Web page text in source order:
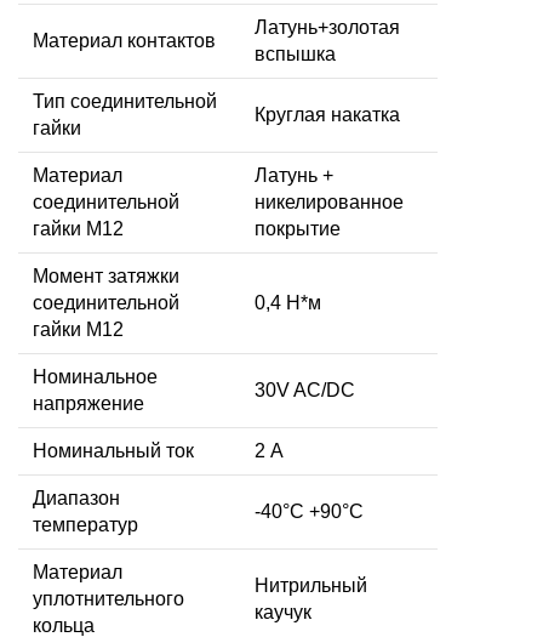
Материал контактов
Латунь+золотая
вспышка
Тип соединительной
гайки
Круглая накатка
Материал
соединительной
гайки M12
Латунь +
никелированное
покрытие
Момент затяжки
соединительной
гайки M12
0,4 Н*м
Номинальное
напряжение
30V AC/DC
Номинальный ток 2 А
Диапазон
температур
-40°C +90°C
Материал
уплотнительного
кольца
Нитрильный
каучук